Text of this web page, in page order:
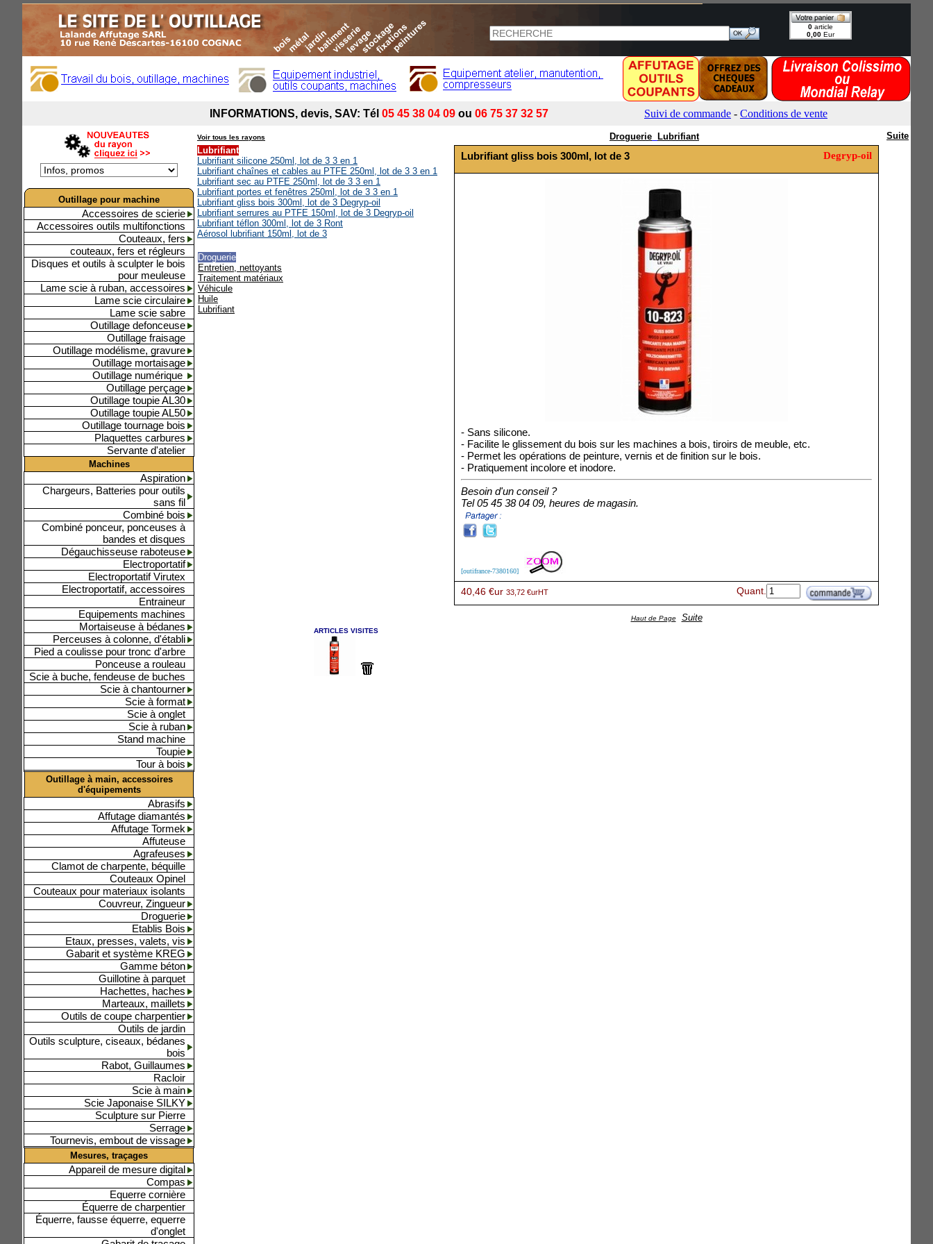
Outillage pour machine
Accessoires de scierie
Accessoires outils multifonctions
Couteaux, fers
couteaux, fers et régleurs
Disques et outils à sculpter le bois
pour meuleuse
Lame scie à ruban, accessoires
Lame scie circulaire
Lame scie sabre
Outillage defonceuse
Outillage fraisage
Outillage modélisme, gravure
Outillage mortaisage
Outillage numérique
Outillage perçage
Outillage toupie AL30
Outillage toupie AL50
Outillage tournage bois
Plaquettes carbures
Servante d'atelier
Machines
Aspiration
Chargeurs, Batteries pour outils
sans fil
Combiné bois
Combiné ponceur, ponceuses à
bandes et disques
Dégauchisseuse raboteuse
Electroportatif
Electroportatif Virutex
Electroportatif, accessoires
Entraineur
Equipements machines
Mortaiseuse à bédanes
Perceuses à colonne, d'établi
Pied a coulisse pour tronc d'arbre
Ponceuse a rouleau
Scie à buche, fendeuse de buches
Scie à chantourner
Scie à format
Scie à onglet
Scie à ruban
Stand machine
Toupie
Tour à bois
Outillage à main, accessoires
d'équipements
Abrasifs
Affutage diamantés
Affutage Tormek
Affuteuse
Agrafeuses
Clamot de charpente, béquille
Couteaux Opinel
Couteaux pour materiaux isolants
Couvreur, Zingueur
Droguerie
Etablis Bois
Etaux, presses, valets, vis
Gabarit et système KREG
Gamme béton
Guillotine à parquet
Hachettes, haches
Marteaux, maillets
Outils de coupe charpentier
Outils de jardin
Outils sculpture, ciseaux, bédanes
bois
Rabot, Guillaumes
Racloir
Scie à main
Scie Japonaise SILKY
Sculpture sur Pierre
Serrage
Tournevis, embout de vissage
Mesures, traçages
Appareil de mesure digital
Compas
Equerre cornière
Équerre de charpentier
Équerre, fausse équerre, equerre
d'onglet
Voir tous les rayons Droguerie Lubrifiant
Suite
Lubrifiant
Lubrifiant silicone 250ml, lot de 3 3 en 1
Lubrifiant chaînes et cables au PTFE 250ml, lot de 3 3 en 1
Lubrifiant sec au PTFE 250ml, lot de 3 3 en 1
Lubrifiant portes et fenêtres 250ml, lot de 3 3 en 1
Lubrifiant gliss bois 300ml, lot de 3 Degryp-oil
Lubrifiant serrures au PTFE 150ml, lot de 3 Degryp-oil
Lubrifiant téflon 300ml, lot de 3 Ront
Aérosol lubrifiant 150ml, lot de 3
Droguerie
Entretien, nettoyants
Traitement matériaux
Véhicule
Huile
Lubrifiant
Lubrifiant gliss bois 300ml, lot de 3 Degryp-oil
- Sans silicone.
- Facilite le glissement du bois sur les machines a bois, tiroirs de meuble, etc.
- Permet les opérations de peinture, vernis et de finition sur le bois.
- Pratiquement incolore et inodore.
Besoin d'un conseil ?
Tel 05 45 38 04 09, heures de magasin.
[outifrance-7380160]
40,46 €ur 33,72 €urHT Quant.
Haut de Page Suite